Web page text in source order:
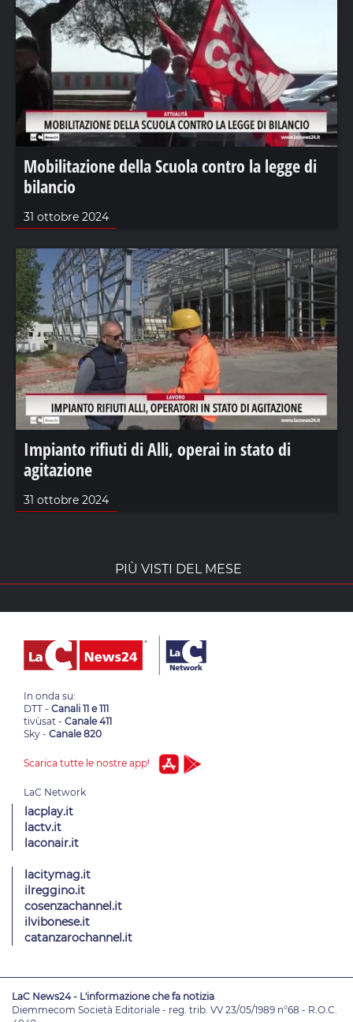
Mobilitazione della Scuola contro la legge di
bilancio
31 ottobre 2024
Impianto rifiuti di Alli, operai in stato di
agitazione
31 ottobre 2024
PIÙ VISTI DEL MESE
In onda su:
DTT - Canali 11 e 111
tivùsat - Canale 411
Sky - Canale 820
Scarica tutte le nostre app!
lacplay.it
lactv.it
laconair.it
lacitymag.it
ilreggino.it
cosenzachannel.it
ilvibonese.it
catanzarochannel.it
LaC News24 - L'informazione che fa notizia
Diemmecom Società Editoriale - reg. trib. VV 23/05/1989 n°68 - R.O.C.